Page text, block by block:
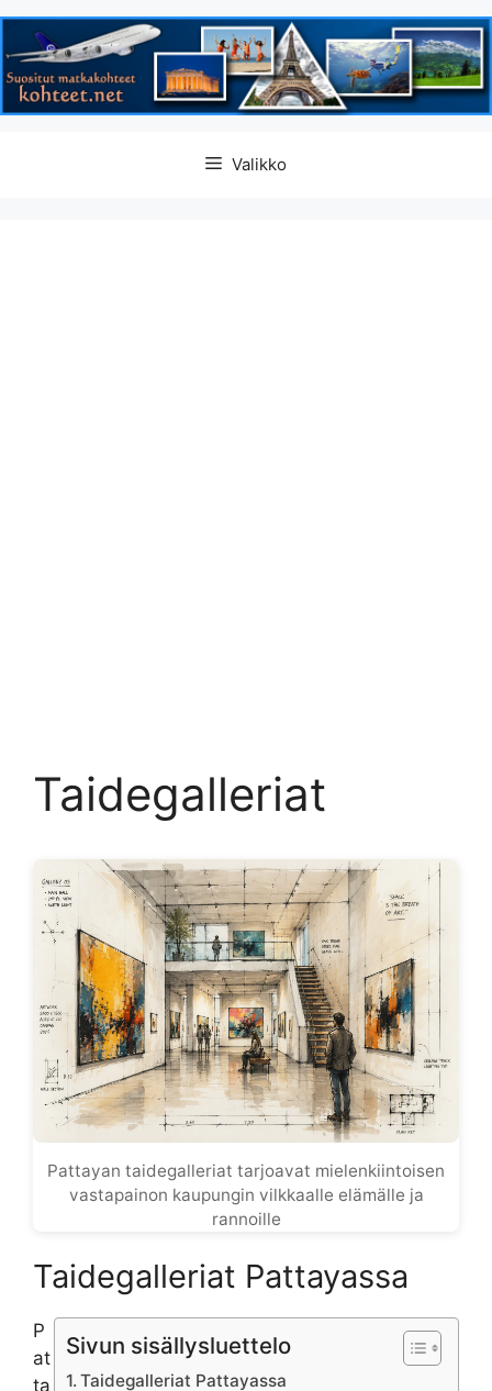
Valikko
Taidegalleriat
Pattayan taidegalleriat tarjoavat mielenkiintoisen
vastapainon kaupungin vilkkaalle elämälle ja
rannoille
Taidegalleriat Pattayassa
Sivun sisällysluettelo
Taidegalleriat Pattayassa
P
at
ta